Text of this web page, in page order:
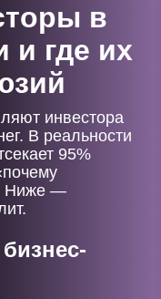
в
и где их
инвестора
В реальности
95%
Ниже —